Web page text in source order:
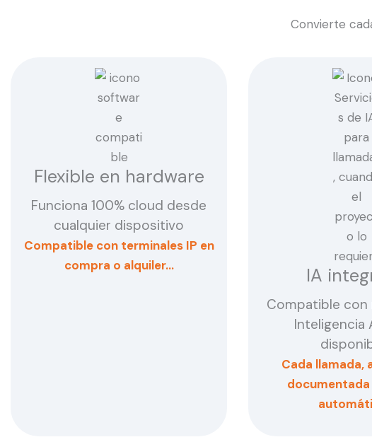
Convierte
Flexible en hardware
Funciona 100% cloud desde
cualquier dispositivo
Compatible con terminales IP en
compra o alquiler…
IA
Compatible
Inteligencia
Cada llamada,